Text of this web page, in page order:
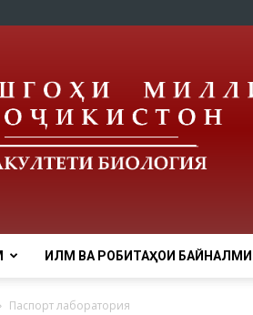
ИЛМ ВА РОБИТАҲОИ
Паспорт лаборатория